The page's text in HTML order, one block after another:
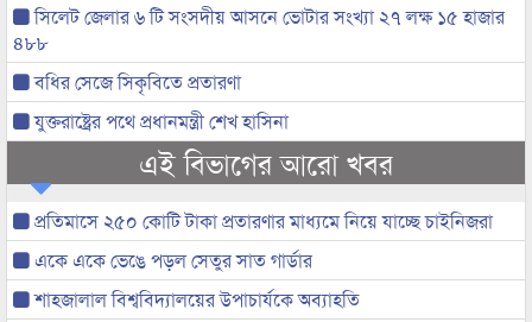
সিলেট জেলার ৬ টি সংসদীয় আসনে ভোটার সংখ্যা ২৭ লক্ষ ১৫ হাজার
৪৮৮
বধির সেজে সিকৃবিতে প্রতারণা
যুক্তরাষ্ট্রের পথে প্রধানমন্ত্রী শেখ হাসিনা
এই বিভাগের আরো খবর
প্রতিমাসে ২৫০ কোটি টাকা প্রতারণার মাধ্যমে নিয়ে যাচ্ছে চাইনিজরা
একে একে ভেঙে পড়ল সেতুর সাত গার্ডার
শাহজালাল বিশ্ববিদ্যালয়ের উপাচার্যকে অব্যাহতি